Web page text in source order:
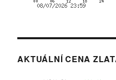
AKTUÁLNÍ CENA